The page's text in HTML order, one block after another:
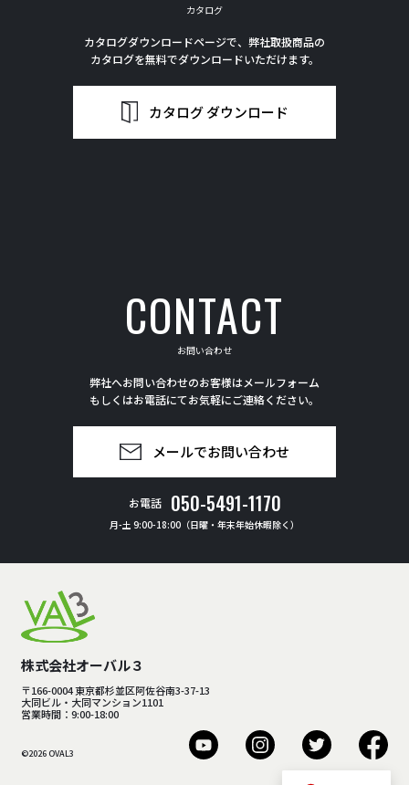
カタログ
カタログダウンロードページで、弊社取扱商品の
カタログを無料でダウンロードいただけます。
カタログ ダウンロード
CONTACT
お問い合わせ
弊社へお問い合わせのお客様はメールフォーム
もしくはお電話にてお気軽にご連絡ください。
メールでお問い合わせ
お電話 050-5491-1170
月-土 9:00-18:00（日曜・年末年始休暇除く）
株式会社オーバル３
〒166-0004 東京都杉並区阿佐谷南3-37-13
大同ビル・大同マンション1101
営業時間：9:00-18:00
©2026 OVAL3